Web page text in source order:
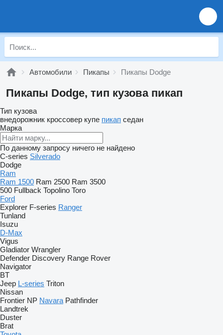
Автомобили Пикапы Пикапы Dodge
Пикапы Dodge, тип кузова пикап
Тип кузова
внедорожник кроссовер купе пикап седан
Марка
По данному запросу ничего не найдено
C-series Silverado
Dodge
Ram
Ram 1500 Ram 2500 Ram 3500
500 Fullback Topolino Toro
Ford
Explorer F-series Ranger
Tunland
Isuzu
D-Max
Vigus
Gladiator Wrangler
Defender Discovery Range Rover
Navigator
BT
Jeep L-series Triton
Nissan
Frontier NP Navara Pathfinder
Landtrek
Duster
Brat